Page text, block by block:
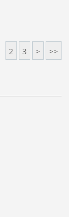
2 3 > >>